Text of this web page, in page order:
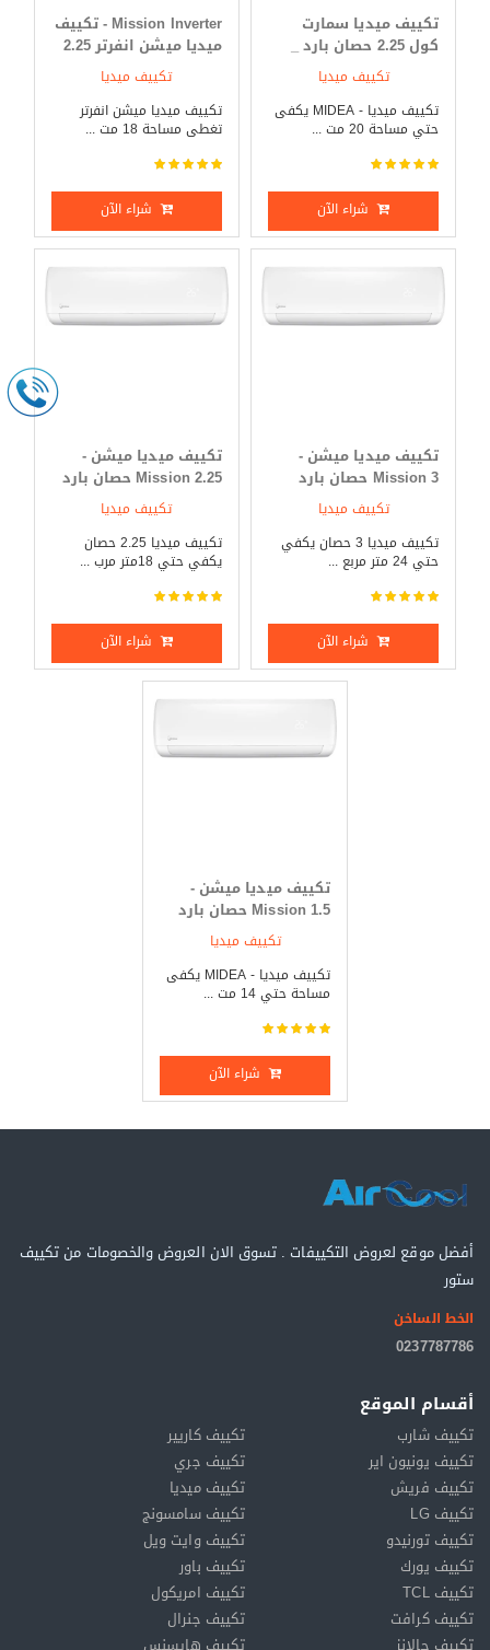
تكييف ميديا سمارت
كول 2.25 حصان بارد _
تكييف ميديا
تكييف ميديا - MIDEA يكفى
حتي مساحة 20 مت ...
شراء الآن
Mission Inverter - تكييف
ميديا ميشن انفرتر 2.25
حصان بارد _ ساخن
تكييف ميديا
تكييف ميديا ميشن انفرتر
تغطى مساحة 18 مت ...
شراء الآن
تكييف ميديا ميشن -
Mission 3 حصان بارد
تكييف ميديا
تكييف ميديا 3 حصان يكفي
حتي 24 متر مربع ...
شراء الآن
تكييف ميديا ميشن -
Mission 2.25 حصان بارد
_ ساخنتكييف ميديا
تكييف ميديا 2.25 حصان
يكفي حتي 18متر مرب ...
شراء الآن
تكييف ميديا ميشن -
Mission 1.5 حصان بارد
تكييف ميديا
تكييف ميديا - MIDEA يكفى
مساحة حتي 14 مت ...
شراء الآن
أفضل موقع لعروض التكييفات . تسوق الان العروض والخصومات من تكييف
ستور
الخط الساخن
0237787786
أقسام الموقع
تكييف شارب
تكييف كاريير
تكييف يونيون اير
تكييف جري
تكييف فريش
تكييف ميديا
تكييف LG
تكييف سامسونج
تكييف تورنيدو
تكييف وايت ويل
تكييف يورك
تكييف باور
تكييف TCL
تكييف امريكول
تكييف كرافت
تكييف جنرال